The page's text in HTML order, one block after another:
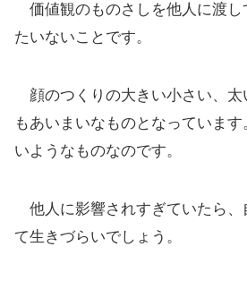
価値観のものさしを他人に渡し
たいないことです。
顔のつくりの大きい小さい、太
もあいまいなものとなっていま
いようなものなのです。
他人に影響されすぎていたら、
て生きづらいでしょう。